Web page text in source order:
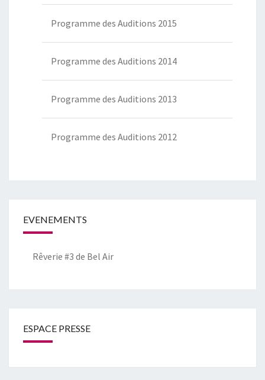
Programme des Auditions 2015
Programme des Auditions 2014
Programme des Auditions 2013
Programme des Auditions 2012
EVENEMENTS
Rêverie #3 de Bel Air
ESPACE PRESSE